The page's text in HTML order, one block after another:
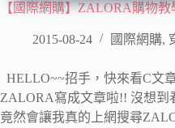
【國際網購】ZALORA購物
2015-08-24 國際網購,
HELLO~~招手，快來看C文
ZALORA寫成文章啦!! 沒想到
竟然會讓我真的上網搜尋